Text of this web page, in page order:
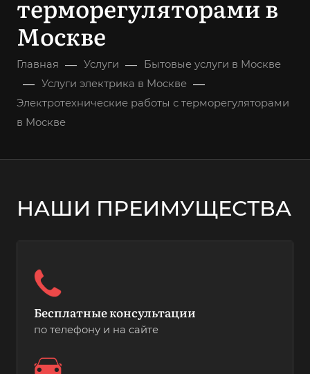
терморегуляторами в
Москве
Главная — Услуги — Бытовые услуги в Москве
— Услуги электрика в Москве —
Электротехнические работы с терморегуляторами
в Москве
НАШИ ПРЕИМУЩЕСТВА
Бесплатные консультации
по телефону и на сайте